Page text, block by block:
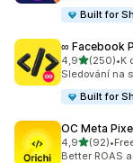
Built for
∞ Facebook
4,9z 5 hvězd
(250)
Celkový počet
•K
Sledování na
Built for
OC Meta
4,9z 5 hvězd
(92)
Celkový počet
•
Better ROAS